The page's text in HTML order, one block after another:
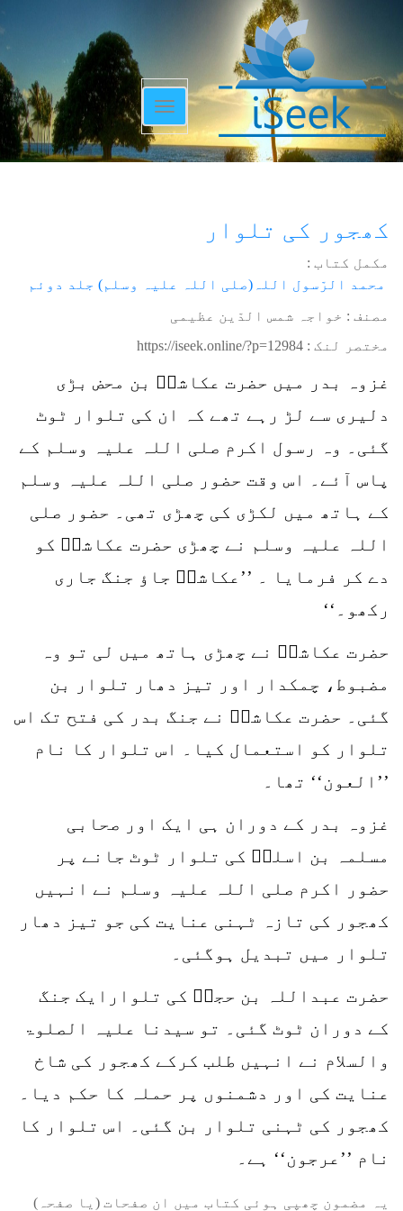
Toggle
navigation
کھجور کی تلوار
مکمل کتاب :
محمد الرّسول اللہ(صلی اللہ علیہ وسلم) جلد دوئم
مصنف : خواجہ شمس الدّین عظیمی
مختصر لنک : https://iseek.online/?p=12984
غزوہ بدر میں حضرت عکاشہؓ بن محض بڑی
دلیری سے لڑ رہے تھے کہ ان کی تلوار ٹوٹ
گئی۔ وہ رسول اکرم صلی اللہ علیہ وسلم کے
پاس آئے۔ اس وقت حضور صلی اللہ علیہ وسلم
کے ہاتھ میں لکڑی کی چھڑی تھی۔ حضور صلی
اللہ علیہ وسلم نے چھڑی حضرت عکاشہؓ کو
دے کر فرمایا ۔ ’’عکاشہؓ جاؤ جنگ جاری
رکھو۔‘‘
حضرت عکاشہؓ نے چھڑی ہاتھ میں لی تو وہ
مضبوط، چمکدار اور تیز دھار تلوار بن
گئی۔ حضرت عکاشہؓ نے جنگ بدر کی فتح تک اس
تلوار کو استعمال کیا۔ اس تلوار کا نام
’’العون‘‘ تھا۔
غزوہ بدر کے دوران ہی ایک اور صحابی
مسلمہ بن اسلمؓ کی تلوار ٹوٹ جانے پر
حضور اکرم صلی اللہ علیہ وسلم نے انہیں
کھجور کی تازہ ٹہنی عنایت کی جو تیز دھار
تلوار میں تبدیل ہوگئی۔
حضرت عبداللہ بن حجشؓ کی تلوارایک جنگ
کے دوران ٹوٹ گئی۔ تو سیدنا علیہ الصلوۃ
والسلام نے انہیں طلب کرکے کھجور کی شاخ
عنایت کی اور دشمنوں پر حملہ کا حکم دیا۔
کھجور کی ٹہنی تلوار بن گئی۔ اس تلوار کا
نام ’’عرجون‘‘ ہے۔
یہ مضمون چھپی ہوئی کتاب میں ان صفحات (یا صفحہ)